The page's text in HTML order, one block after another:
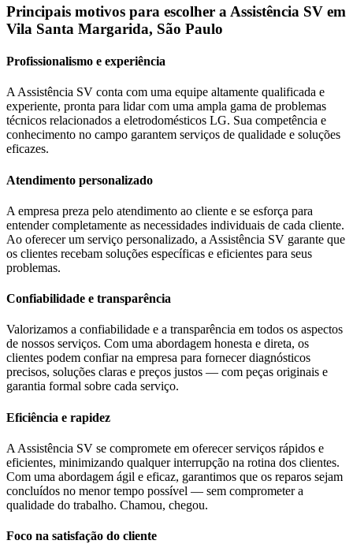
Principais motivos para escolher a Assistência SV em
Vila Santa Margarida, São Paulo
Profissionalismo e experiência
A Assistência SV conta com uma equipe altamente qualificada e
experiente, pronta para lidar com uma ampla gama de problemas
técnicos relacionados a eletrodomésticos LG. Sua competência e
conhecimento no campo garantem serviços de qualidade e soluções
eficazes.
Atendimento personalizado
A empresa preza pelo atendimento ao cliente e se esforça para
entender completamente as necessidades individuais de cada cliente.
Ao oferecer um serviço personalizado, a Assistência SV garante que
os clientes recebam soluções específicas e eficientes para seus
problemas.
Confiabilidade e transparência
Valorizamos a confiabilidade e a transparência em todos os aspectos
de nossos serviços. Com uma abordagem honesta e direta, os
clientes podem confiar na empresa para fornecer diagnósticos
precisos, soluções claras e preços justos — com peças originais e
garantia formal sobre cada serviço.
Eficiência e rapidez
A Assistência SV se compromete em oferecer serviços rápidos e
eficientes, minimizando qualquer interrupção na rotina dos clientes.
Com uma abordagem ágil e eficaz, garantimos que os reparos sejam
concluídos no menor tempo possível — sem comprometer a
qualidade do trabalho. Chamou, chegou.
Foco na satisfação do cliente